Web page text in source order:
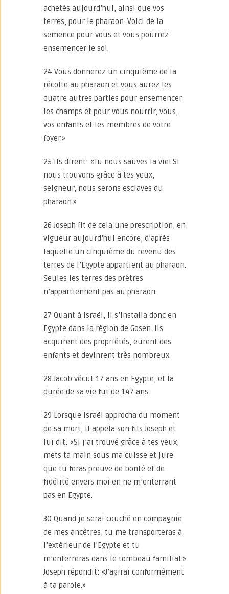
achetés aujourd’hui, ainsi que vos
terres, pour le pharaon. Voici de la
semence pour vous et vous pourrez
ensemencer le sol.
24 Vous donnerez un cinquième de la
récolte au pharaon et vous aurez les
quatre autres parties pour ensemencer
les champs et pour vous nourrir, vous,
vos enfants et les membres de votre
foyer.»
25 Ils dirent: «Tu nous sauves la vie! Si
nous trouvons grâce à tes yeux,
seigneur, nous serons esclaves du
pharaon.»
26 Joseph fit de cela une prescription, en
vigueur aujourd’hui encore, d’après
laquelle un cinquième du revenu des
terres de l’Egypte appartient au pharaon.
Seules les terres des prêtres
n’appartiennent pas au pharaon.
27 Quant à Israël, il s’installa donc en
Egypte dans la région de Gosen. Ils
acquirent des propriétés, eurent des
enfants et devinrent très nombreux.
28 Jacob vécut 17 ans en Egypte, et la
durée de sa vie fut de 147 ans.
29 Lorsque Israël approcha du moment
de sa mort, il appela son fils Joseph et
lui dit: «Si j’ai trouvé grâce à tes yeux,
mets ta main sous ma cuisse et jure
que tu feras preuve de bonté et de
fidélité envers moi en ne m’enterrant
pas en Egypte.
30 Quand je serai couché en compagnie
de mes ancêtres, tu me transporteras à
l’extérieur de l’Egypte et tu
m’enterreras dans le tombeau familial.»
Joseph répondit: «J’agirai conformément
à ta parole.»